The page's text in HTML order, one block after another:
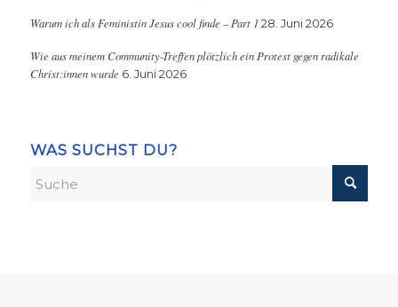
Warum ich als Feministin Jesus cool finde – Part 1 28. Juni 2026
Wie aus meinem Community-Treffen plötzlich ein Protest gegen radikale
Christ:innen wurde 6. Juni 2026
WAS SUCHST DU?